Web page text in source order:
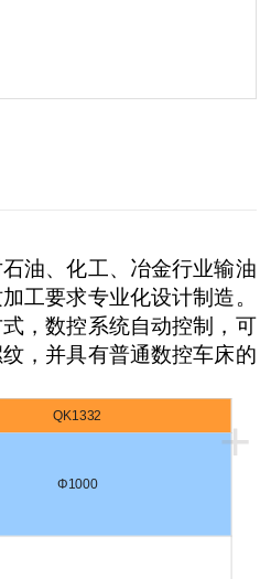
油、化工、冶金行业输油
工要求专业化设计制造。
，数控系统自动控制，可
，并具有普通数控车床的
+
QK1332
Φ1000